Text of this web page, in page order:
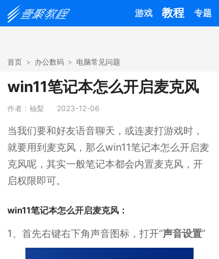
游戏 教程 专题
首页 办公数码 电脑常见问题
win11笔记本怎么开启麦克风
作者：袖梨 2023-12-06
当我们要和好友语音聊天，或连麦打游戏时，
就要用到麦克风，那么win11笔记本怎么开启麦
克风呢，其实一般笔记本都会内置麦克风，开
启权限即可。
win11笔记本怎么开启麦克风：
1、首先右键右下角声音图标，打开“声音设置”